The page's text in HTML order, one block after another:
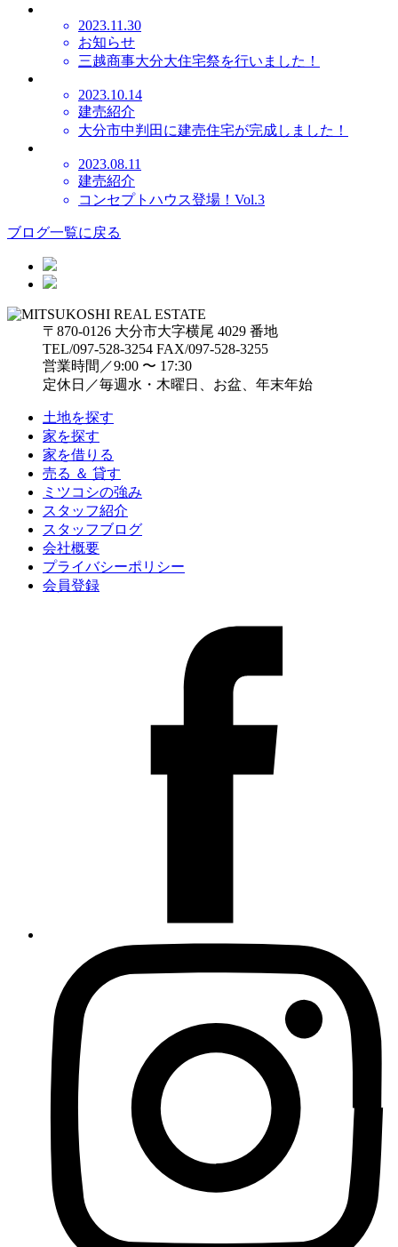
2023.11.30
お知らせ
三越商事大分大住宅祭を行いました！
2023.10.14
建売紹介
大分市中判田に建売住宅が完成しました！
2023.08.11
建売紹介
コンセプトハウス登場！Vol.3
ブログ一覧に戻る
〒870-0126 大分市大字横尾 4029 番地
TEL/097-528-3254 FAX/097-528-3255
営業時間／9:00 〜 17:30
定休日／毎週水・木曜日、お盆、年末年始
土地を探す
家を探す
家を借りる
売る ＆ 貸す
ミツコシの強み
スタッフ紹介
スタッフブログ
会社概要
プライバシーポリシー
会員登録